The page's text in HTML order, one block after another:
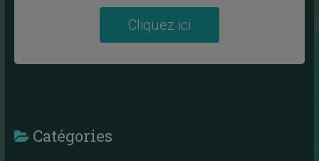
Cliquez ici
Catégories